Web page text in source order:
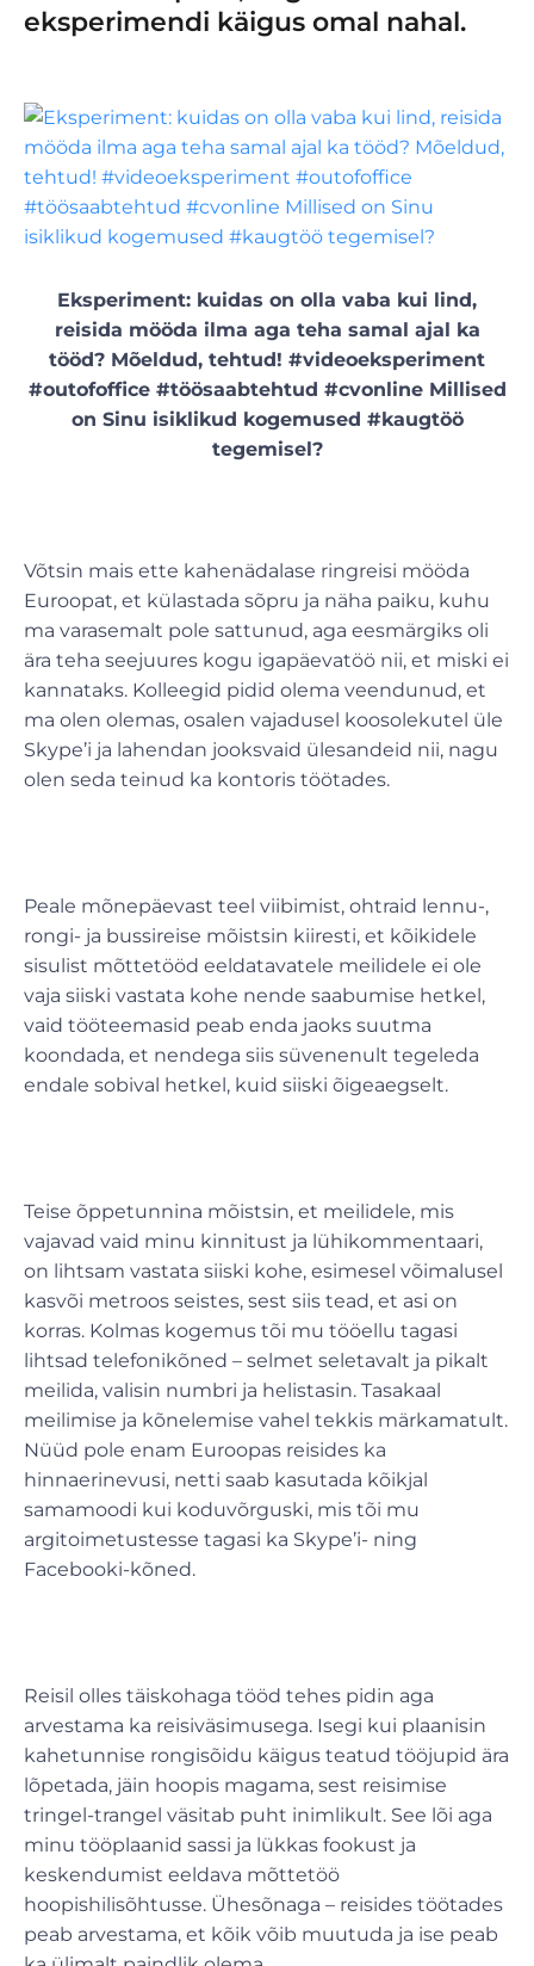
eksperimendi käigus omal nahal.
Eksperiment: kuidas on olla vaba kui lind,
reisida mööda ilma aga teha samal ajal ka
tööd? Mõeldud, tehtud! #videoeksperiment
#outofoffice #töösaabtehtud #cvonline Millised
on Sinu isiklikud kogemused #kaugtöö
tegemisel?
Võtsin mais ette kahenädalase ringreisi mööda
Euroopat, et külastada sõpru ja näha paiku, kuhu
ma varasemalt pole sattunud, aga eesmärgiks oli
ära teha seejuures kogu igapäevatöö nii, et miski ei
kannataks. Kolleegid pidid olema veendunud, et
ma olen olemas, osalen vajadusel koosolekutel üle
Skype’i ja lahendan jooksvaid ülesandeid nii, nagu
olen seda teinud ka kontoris töötades.
Peale mõnepäevast teel viibimist, ohtraid lennu-,
rongi- ja bussireise mõistsin kiiresti, et kõikidele
sisulist mõttetööd eeldatavatele meilidele ei ole
vaja siiski vastata kohe nende saabumise hetkel,
vaid tööteemasid peab enda jaoks suutma
koondada, et nendega siis süvenenult tegeleda
endale sobival hetkel, kuid siiski õigeaegselt.
Teise õppetunnina mõistsin, et meilidele, mis
vajavad vaid minu kinnitust ja lühikommentaari,
on lihtsam vastata siiski kohe, esimesel võimalusel
kasvõi metroos seistes, sest siis tead, et asi on
korras. Kolmas kogemus tõi mu tööellu tagasi
lihtsad telefonikõned – selmet seletavalt ja pikalt
meilida, valisin numbri ja helistasin. Tasakaal
meilimise ja kõnelemise vahel tekkis märkamatult.
Nüüd pole enam Euroopas reisides ka
hinnaerinevusi, netti saab kasutada kõikjal
samamoodi kui koduvõrguski, mis tõi mu
argitoimetustesse tagasi ka Skype’i- ning
Facebooki-kõned.
Reisil olles täiskohaga tööd tehes pidin aga
arvestama ka reisiväsimusega. Isegi kui plaanisin
kahetunnise rongisõidu käigus teatud tööjupid ära
lõpetada, jäin hoopis magama, sest reisimise
tringel-trangel väsitab puht inimlikult. See lõi aga
minu tööplaanid sassi ja lükkas fookust ja
keskendumist eeldava mõttetöö
hoopishilisõhtusse. Ühesõnaga – reisides töötades
peab arvestama, et kõik võib muutuda ja ise peab